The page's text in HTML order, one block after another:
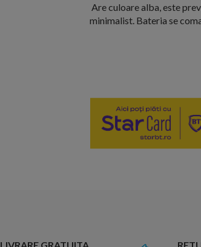
Are culoare alba, este
minimalist. Bateria se